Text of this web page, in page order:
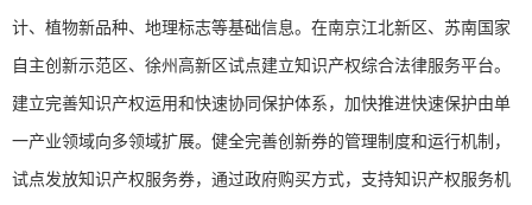
计、植物新品种、地理标志等基础信息。在南京江北新区、苏南国家
自主创新示范区、徐州高新区试点建立知识产权综合法律服务平台。
建立完善知识产权运用和快速协同保护体系，加快推进快速保护由单
一产业领域向多领域扩展。健全完善创新券的管理制度和运行机制，
试点发放知识产权服务券，通过政府购买方式，支持知识产权服务机